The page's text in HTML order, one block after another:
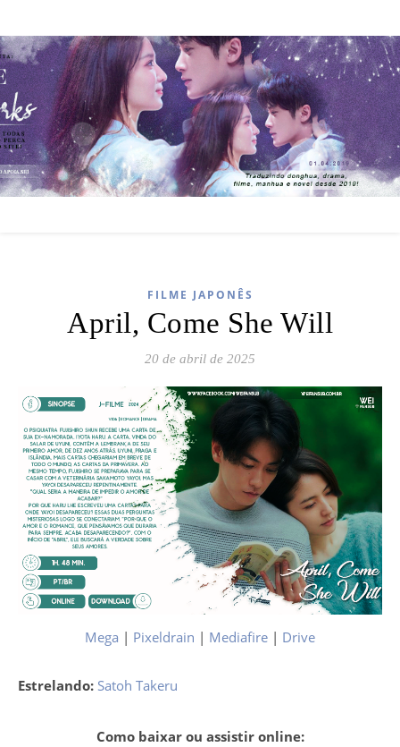
FILME JAPONÊS
April, Come She Will
20 de abril de 2025
Mega | Pixeldrain | Mediafire | Drive
Estrelando: Satoh Takeru
Como baixar ou assistir online: